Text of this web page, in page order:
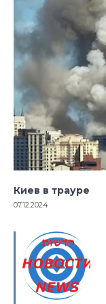
Киев в трауре
07.12.2024